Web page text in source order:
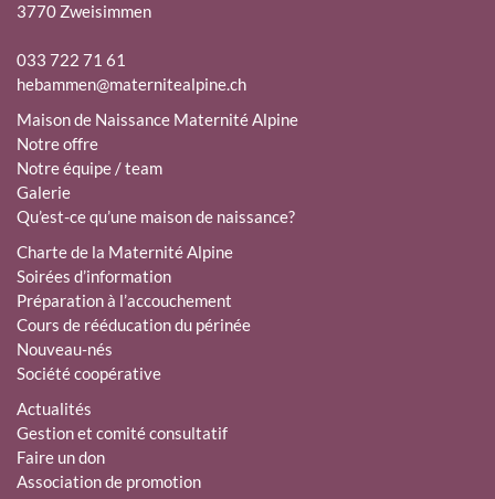
3770 Zweisimmen
033 722 71 61
hebammen@maternitealpine.ch
Maison de Naissance Maternité Alpine
Notre offre
Notre équipe / team
Galerie
Qu’est-ce qu’une maison de naissance?
Charte de la Maternité Alpine
Soirées d’information
Préparation à l’accouchement
Cours de rééducation du périnée
Nouveau-nés
Société coopérative
Actualités
Gestion et comité consultatif
Faire un don
Association de promotion